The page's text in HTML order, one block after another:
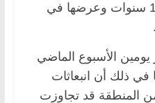
خطة عمل إقليمية مدتها 10 سنوات وعرضها في
يومين الأسبوع الماضي
في ذلك أن انبعاثات
المنطقة قد تجاوزت